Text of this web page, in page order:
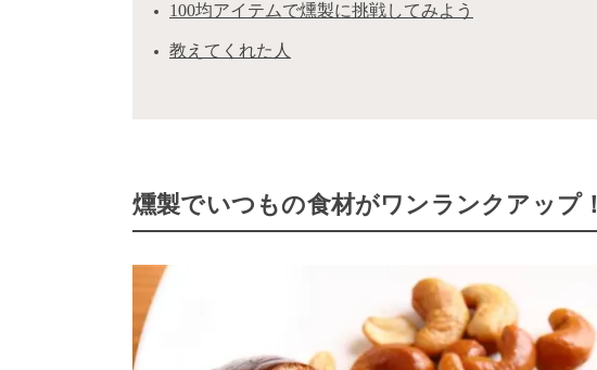
100均アイテムで燻製に挑戦してみよう
教えてくれた人
燻製でいつもの食材がワンランクアップ！